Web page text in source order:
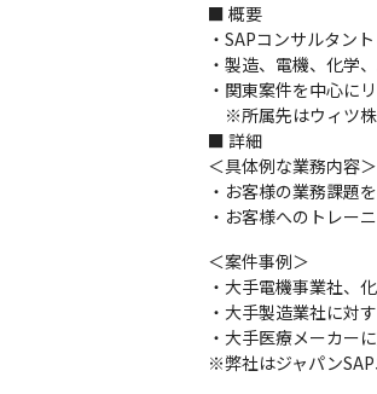
■ 概要
・SAPコンサルタン
・製造、電機、化学
・関東案件を中心に
※所属先はウィツ株
■ 詳細
＜具体例な業務内容＞
・お客様の業務課題
・お客様へのトレー
＜案件事例＞
・大手電機事業社、
・大手製造業社に対
・大手医療メーカー
※弊社はジャパンSAP